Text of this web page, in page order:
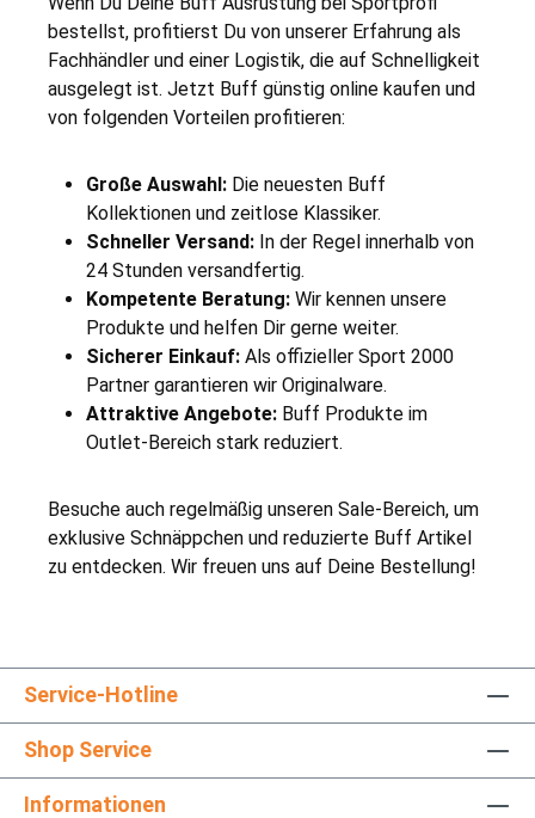
bestellst, profitierst Du von unserer Erfahrung als
Fachhändler und einer Logistik, die auf Schnelligkeit
ausgelegt ist. Jetzt Buff günstig online kaufen und
von folgenden Vorteilen profitieren:
Große Auswahl: Die neuesten Buff
Kollektionen und zeitlose Klassiker.
Schneller Versand: In der Regel innerhalb von
24 Stunden versandfertig.
Kompetente Beratung: Wir kennen unsere
Produkte und helfen Dir gerne weiter.
Sicherer Einkauf: Als offizieller Sport 2000
Partner garantieren wir Originalware.
Attraktive Angebote: Buff Produkte im
Outlet-Bereich stark reduziert.
Besuche auch regelmäßig unseren Sale-Bereich, um
exklusive Schnäppchen und reduzierte Buff Artikel
zu entdecken. Wir freuen uns auf Deine Bestellung!
Service-Hotline
Shop Service
Informationen